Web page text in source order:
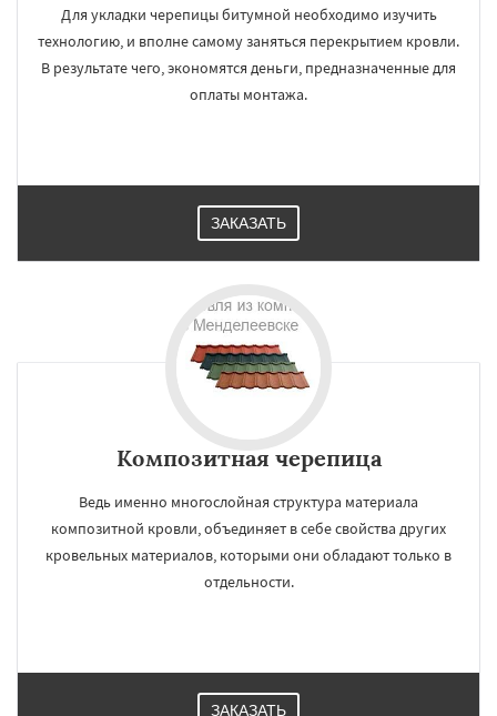
Для укладки черепицы битумной необходимо изучить
технологию, и вполне самому заняться перекрытием кровли.
В результате чего, экономятся деньги, предназначенные для
оплаты монтажа.
ЗАКАЗАТЬ
Композитная черепица
Ведь именно многослойная структура материала
композитной кровли, объединяет в себе свойства других
кровельных материалов, которыми они обладают только в
отдельности.
ЗАКАЗАТЬ